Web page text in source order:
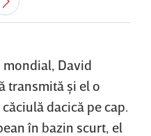
David
transmită şi el o
dacică pe cap.
în bazin scurt, el